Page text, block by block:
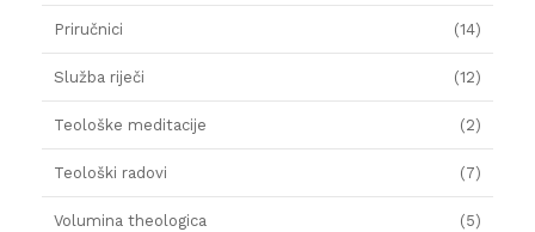
Priručnici (14)
Služba riječi (12)
Teološke meditacije (2)
Teološki radovi (7)
Volumina theologica (5)